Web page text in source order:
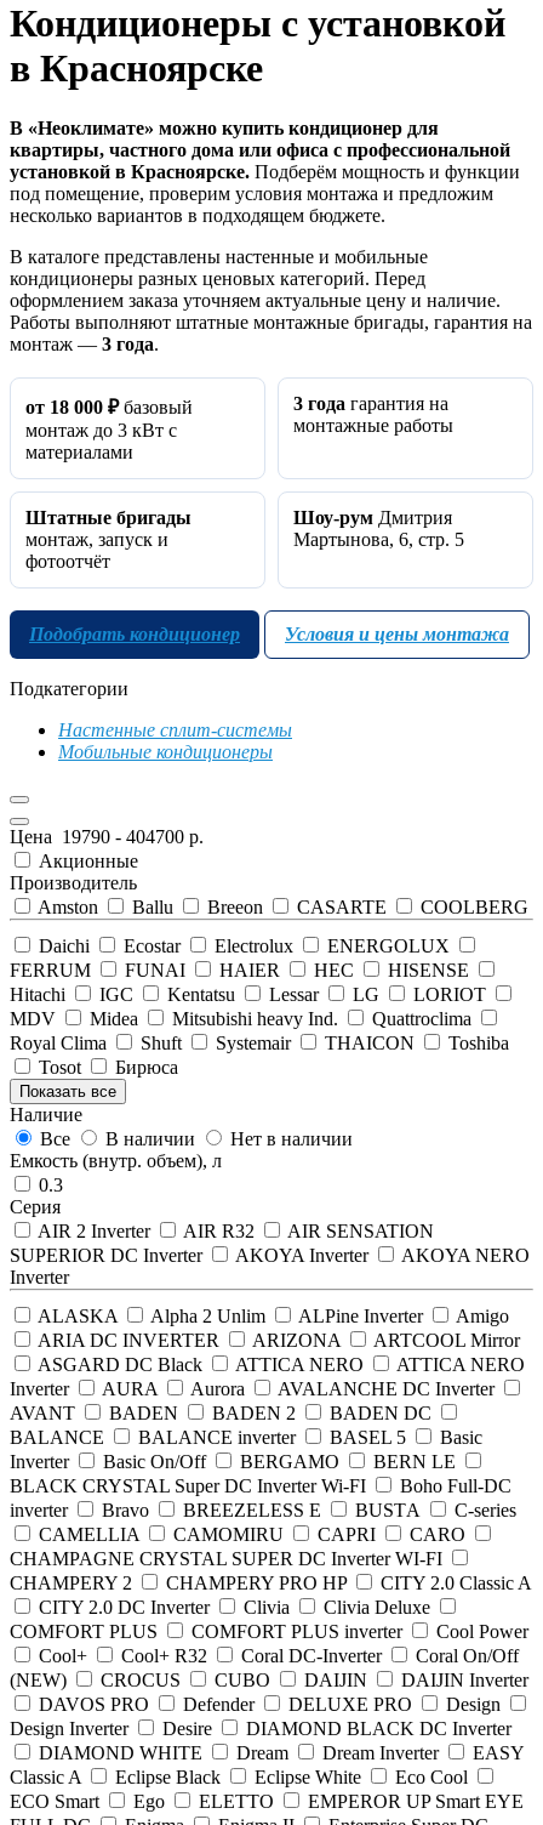
Кондиционеры с установкой
в Красноярске
В «Неоклимате» можно купить кондиционер для
квартиры, частного дома или офиса с профессиональной
установкой в Красноярске. Подберём мощность и функции
под помещение, проверим условия монтажа и предложим
несколько вариантов в подходящем бюджете.
В каталоге представлены настенные и мобильные
кондиционеры разных ценовых категорий. Перед
оформлением заказа уточняем актуальные цену и наличие.
Работы выполняют штатные монтажные бригады, гарантия на
монтаж — 3 года.
от 18 000 ₽базовый
монтаж до 3 кВт с
материалами
3 года гарантия на
монтажные работы
Штатные бригады
монтаж, запуск и
фотоотчёт
Шоу‑рум Дмитрия
Мартынова, 6, стр. 5
Подобрать кондиционер Условия и цены монтажа
Подкатегории
Настенные сплит-системы
Мобильные кондиционеры
Цена 19790 - 404700 р.
Акционные
Производитель
Amston
Ballu Breeon CASARTE
COOLBERG
Daichi
Ecostar Electrolux
ENERGOLUX
FERRUM
FUNAI HAIER HEC
HISENSE
Hitachi
IGC Kentatsu Lessar LG
LORIOT
MDV
Midea Mitsubishi heavy Ind.
Quattroclima
Royal Clima
Shuft Systemair THAICON
Toshiba
Tosot
Бирюса
Показать все
Наличие
Все
В наличии
Нет в наличии
Емкость (внутр. объем), л
0.3
Серия
AIR 2 Inverter
AIR R32
AIR SENSATION
SUPERIOR DC Inverter
AKOYA Inverter
AKOYA NERO
Inverter
ALASKA
Alpha 2 Unlim ALPine Inverter
Amigo
ARIA DC INVERTER
ARIZONA
ARTCOOL Mirror
ASGARD DC Black
ATTICA NERO
ATTICA NERO
Inverter
AURA Aurora
AVALANCHE DC Inverter
AVANT
BADEN BADEN 2
BADEN DC
BALANCE
BALANCE inverter BASEL 5
Basic
Inverter
Basic On/Off BERGAMO
BERN LE
BLACK CRYSTAL Super DC Inverter Wi-FI
Boho Full-DC
inverter
Bravo BREEZELESS E BUSTА
C-series
CAMELLIA
CAMOMIRU CAPRI
CARO
CHAMPAGNE CRYSTAL SUPER DC Inverter WI-FI
CHAMPERY 2
CHAMPERY PRO HP
CITY 2.0 Classic A
CITY 2.0 DC Inverter
Clivia
Clivia Deluxe
COMFORT PLUS
COMFORT PLUS inverter
Cool Power
Cool+
Cool+ R32 Coral DC-Inverter
Coral On/Off
(NEW)
CROCUS CUBO DAIJIN
DAIJIN Inverter
DAVOS PRO
Defender DELUXE PRO
Design
Design Inverter
Desire
DIAMOND BLACK DC Inverter
DIAMOND WHITE
Dream Dream Inverter
EASY
Classic A
Eclipse Black Eclipse White
Eco Cool
ECO Smart
Ego ELETTO
EMPEROR UP Smart EYE